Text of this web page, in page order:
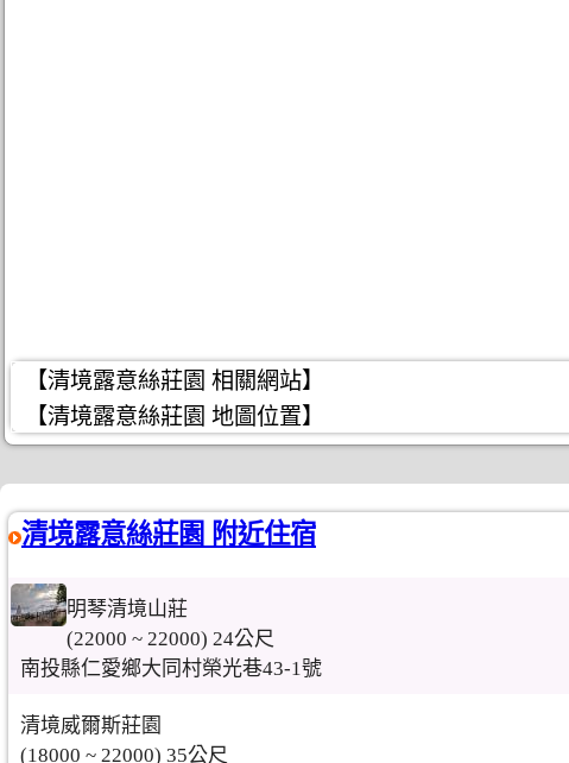
【清境露意絲莊園 相關網站】
【清境露意絲莊園 地圖位置】
清境露意絲莊園 附近住宿
明琴清境山莊
(22000 ~ 22000) 24公尺
南投縣仁愛鄉大同村榮光巷43-1號
清境威爾斯莊園
(18000 ~ 22000) 35公尺